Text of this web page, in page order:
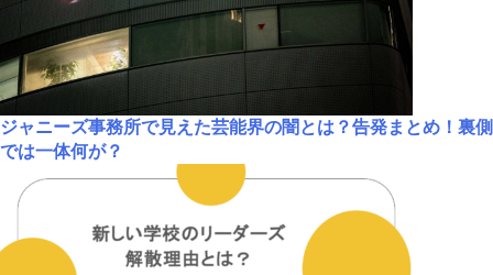
ジャニーズ事務所で見えた芸能界の闇とは？告発まとめ！裏側
では一体何が？